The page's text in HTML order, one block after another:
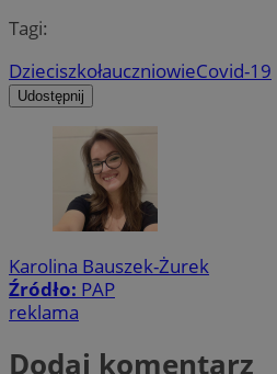
Tagi:
DzieciszkołauczniowieCovid-19
Udostępnij
Karolina Bauszek-Żurek
Źródło: PAP
reklama
Dodaj komentarz